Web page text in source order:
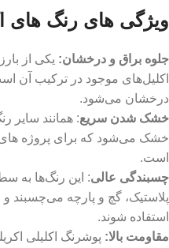
ویژگی های رنگ های
جلوه براق و درخشان: یکی از
اکلیل‌های موجود در ترکیب آن
درخشان می‌شود.
خشک شدن سریع: همانند سایر
خشک می‌شود که برای پروژه ‌های
است.
چسبندگی عالی: این رنگ‌ها به
پلاستیک، گچ و پارچه می‌چسبند
استفاده شوند.
مقاومت بالا: پوشرنگ‌ اکلیلی